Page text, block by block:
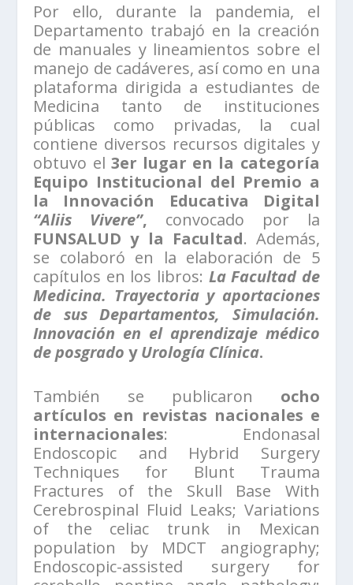
Por ello, durante la pandemia, el
Departamento trabajó en la creación
de manuales y lineamientos sobre el
manejo de cadáveres, así como en una
plataforma dirigida a estudiantes de
Medicina tanto de instituciones
públicas como privadas, la cual
contiene diversos recursos digitales y
obtuvo el 3er lugar en la categoría
Equipo Institucional del Premio a
la Innovación Educativa Digital
“Aliis Vivere”, convocado por la
FUNSALUD y la Facultad. Además,
se colaboró en la elaboración de 5
capítulos en los libros: La Facultad de
Medicina. Trayectoria y aportaciones
de sus Departamentos, Simulación.
Innovación en el aprendizaje médico
de posgrado yUrología Clínica.
También se publicaron ocho
artículos en revistas nacionales e
internacionales: Endonasal
Endoscopic and Hybrid Surgery
Techniques for Blunt Trauma
Fractures of the Skull Base With
Cerebrospinal Fluid Leaks; Variations
of the celiac trunk in Mexican
population by MDCT angiography;
Endoscopic-assisted surgery for